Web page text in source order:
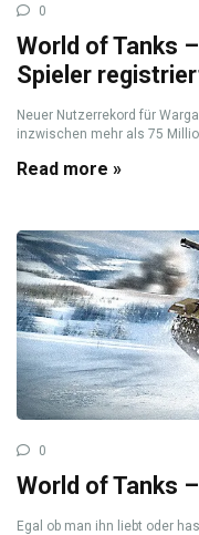
0
World of Tanks
Spieler
Neuer Nutzerrekord für
inzwischen mehr als 75
Read more »
0
World of Tanks
Egal ob man ihn liebt oder